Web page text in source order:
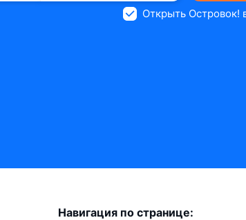
Открыть Островок!
Навигация по странице: